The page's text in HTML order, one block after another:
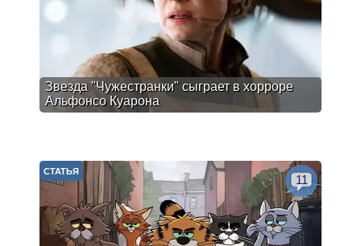
Звезда "Чужестранки" сыграет в хорроре
Альфонсо Куарона
СТАТЬЯ
11